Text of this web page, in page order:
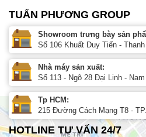
TUẤN PHƯƠNG GROUP
Showroom trưng bày sản
Số 106 Khuất Duy Tiến -
Nhà máy sản xuất:
Số 113 - Ngõ 28 Đại Linh -
Tp HCM:
215 Đường Cách Mạng T8 -
HOTLINE TƯ VẤN 24/7